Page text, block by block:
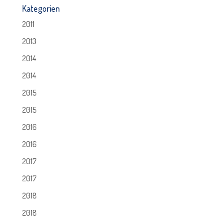
Kategorien
2011
2013
2014
2014
2015
2015
2016
2016
2017
2017
2018
2018